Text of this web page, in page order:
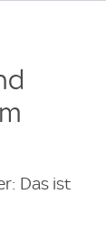
Das ist